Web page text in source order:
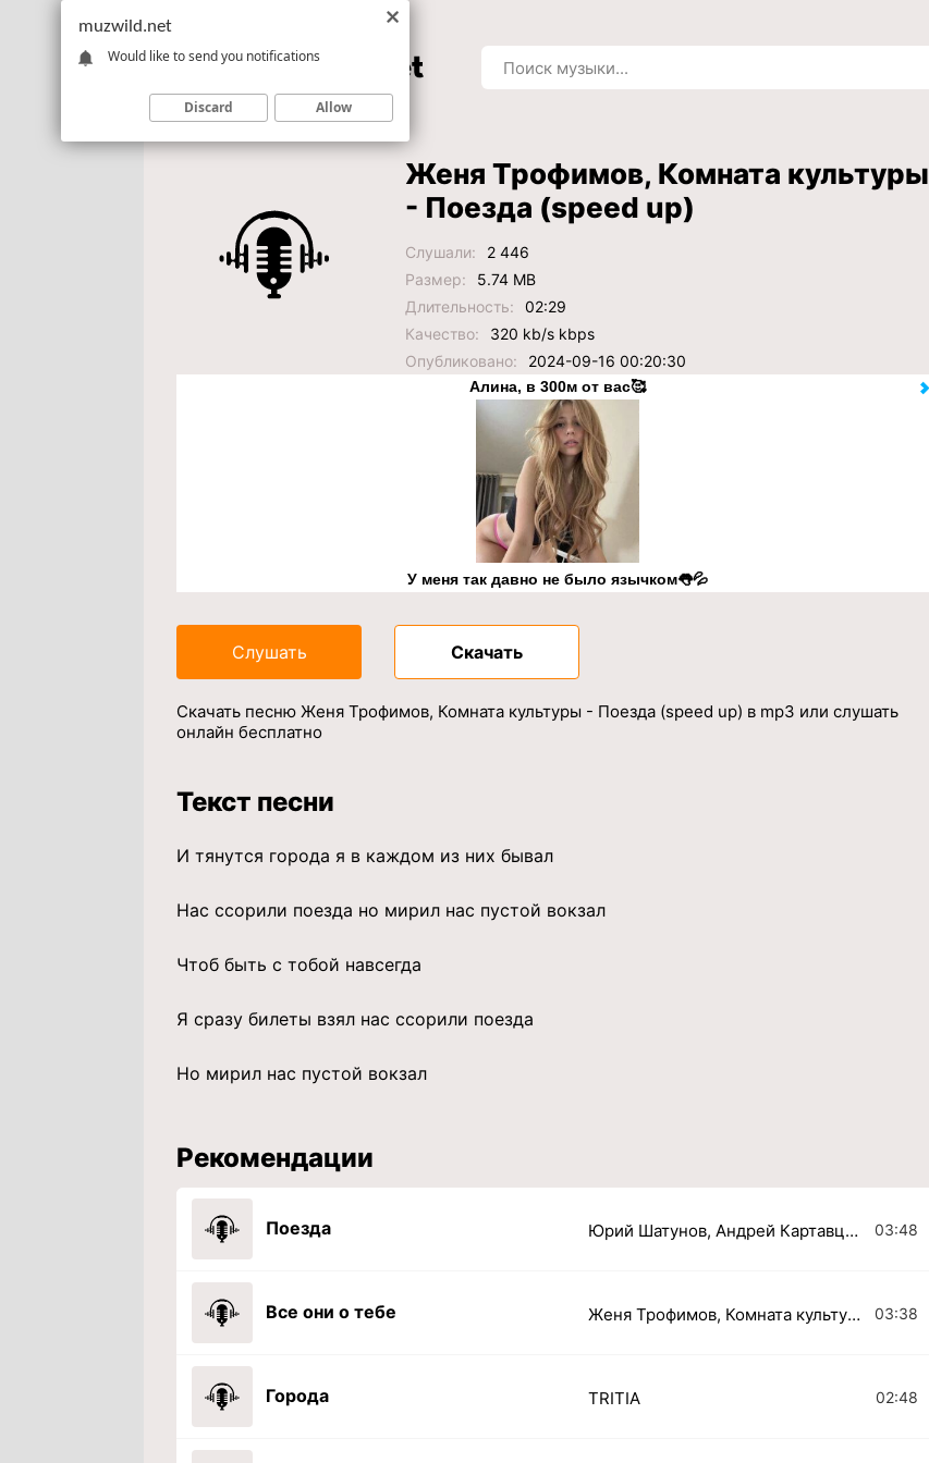
Женя Трофимов, Комната культуры
- Поезда (speed up)
Слушали:
2 446
Размер:
5.74 MB
Длительность:
02:29
Качество:
320 kb/s kbps
Опубликовано:
2024-09-16 00:20:30
Алина, в 300м от вас🥰
У меня так давно не было язычком👅💦
Слушать Скачать
Скачать песню Женя Трофимов, Комната культуры - Поезда (speed up) в mp3 или слушать
онлайн бесплатно
Текст песни
И тянутся города я в каждом из них бывал
Нас ссорили поезда но мирил нас пустой вокзал
Чтоб быть с тобой навсегда
Я сразу билеты взял нас ссорили поезда
Но мирил нас пустой вокзал
Рекомендации
Поезда Юрий Шатунов, Андрей Картавцев 03:48
Все они о тебе Женя Трофимов, Комната культуры 03:38
Города TRITIA 02:48
muzwild.net
Would like to send you notifications
Discard Allow